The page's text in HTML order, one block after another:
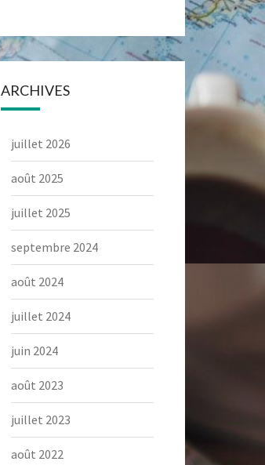
ARCHIVES
juillet 2026
août 2025
juillet 2025
septembre 2024
août 2024
juillet 2024
juin 2024
août 2023
juillet 2023
août 2022